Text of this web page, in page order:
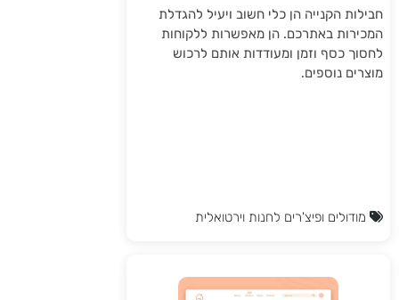
חבילות הקנייה הן כלי חשוב ויעיל להגדלת
המכירות באתרכם. הן מאפשרות ללקוחות
לחסוך כסף וזמן ומעודדות אותם לרכוש
מוצרים נוספים.
מודולים ופיצ'רים לחנות וירטואלית